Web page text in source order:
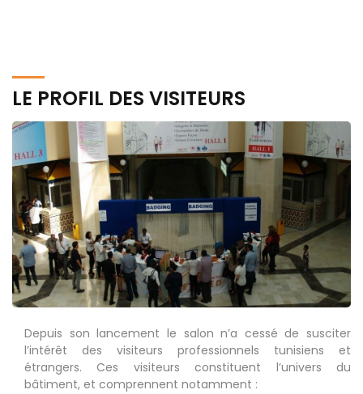
LE PROFIL DES VISITEURS
Depuis son lancement le salon n’a cessé de susciter
l’intérêt des visiteurs professionnels tunisiens et
étrangers. Ces visiteurs constituent l’univers du
bâtiment, et comprennent notamment :